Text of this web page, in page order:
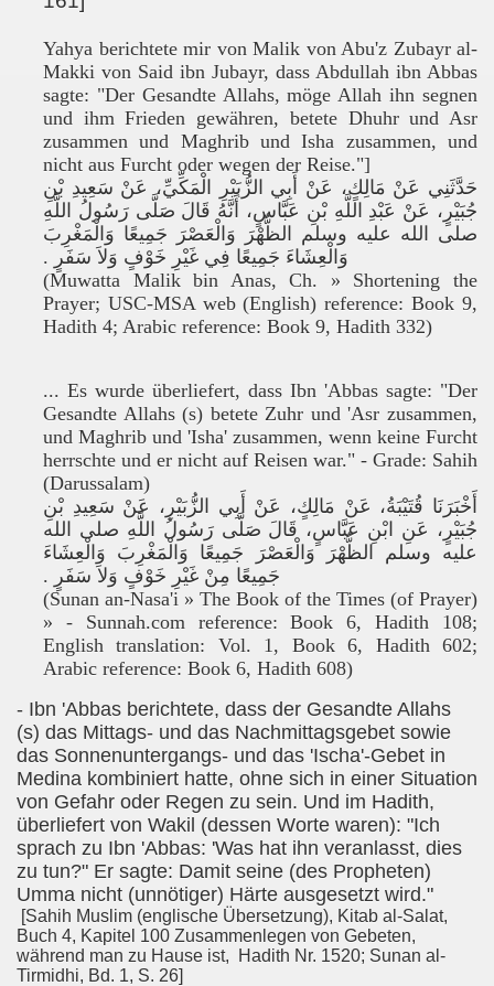
Yahya berichtete mir von Malik von Abu'z Zubayr al-
Makki von Said ibn Jubayr, dass Abdullah ibn Abbas
sagte: "Der Gesandte Allahs, möge Allah ihn segnen
und ihm Frieden gewähren, betete Dhuhr und Asr
zusammen und Maghrib und Isha zusammen, und
nicht aus Furcht oder wegen der Reise."]
حَدَّثَنِي عَنْ مَالِكٍ، عَنْ أَبِي الزُّبَيْرِ الْمَكِّيِّ، عَنْ سَعِيدِ بْنِ
جُبَيْرٍ، عَنْ عَبْدِ اللَّهِ بْنِ عَبَّاسٍ، أَنَّهُ قَالَ صَلَّى رَسُولُ اللَّهِ
صلى الله عليه وسلم الظُّهْرَ وَالْعَصْرَ جَمِيعًا وَالْمَغْرِبَ
وَالْعِشَاءَ جَمِيعًا فِي غَيْرِ خَوْفٍ وَلاَ سَفَرٍ ‏.‏
(Muwatta Malik bin Anas, Ch. » Shortening the
Prayer; USC-MSA web (English) reference: Book 9,
Hadith 4; Arabic reference: Book 9, Hadith 332)
... Es wurde überliefert, dass Ibn 'Abbas sagte: "Der
Gesandte Allahs (s) betete Zuhr und 'Asr zusammen,
und Maghrib und 'Isha' zusammen, wenn keine Furcht
herrschte und er nicht auf Reisen war." - Grade: Sahih
(Darussalam)
أَخْبَرَنَا قُتَيْبَةُ، عَنْ مَالِكٍ، عَنْ أَبِي الزُّبَيْرِ، عَنْ سَعِيدِ بْنِ
جُبَيْرٍ، عَنِ ابْنِ عَبَّاسٍ، قَالَ صَلَّى رَسُولُ اللَّهِ صلى الله
عليه وسلم الظُّهْرَ وَالْعَصْرَ جَمِيعًا وَالْمَغْرِبَ وَالْعِشَاءَ
جَمِيعًا مِنْ غَيْرِ خَوْفٍ وَلاَ سَفَرٍ ‏.‏
(Sunan an-Nasa'i » The Book of the Times (of Prayer)
» - Sunnah.com reference: Book 6, Hadith 108;
English translation: Vol. 1, Book 6, Hadith 602;
Arabic reference: Book 6, Hadith 608)
- Ibn 'Abbas berichtete, dass der Gesandte Allahs
(s) das Mittags- und das Nachmittagsgebet sowie
das Sonnenuntergangs- und das 'Ischa'-Gebet in
Medina kombiniert hatte, ohne sich in einer Situation
von Gefahr oder Regen zu sein. Und im Hadith,
überliefert von Wakil (dessen Worte waren): "Ich
sprach zu Ibn 'Abbas: 'Was hat ihn veranlasst, dies
zu tun?" Er sagte: Damit seine (des Propheten)
Umma nicht (unnötiger) Härte ausgesetzt wird."
[Sahih Muslim (englische Übersetzung), Kitab al-Salat,
Buch 4, Kapitel 100 Zusammenlegen von Gebeten,
während man zu Hause ist, Hadith Nr. 1520; Sunan al-
Tirmidhi, Bd. 1, S. 26]